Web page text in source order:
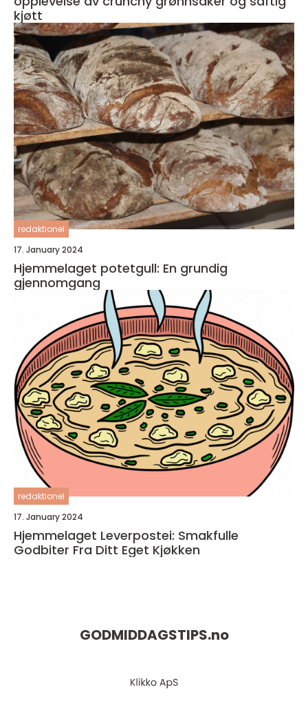
kjøtt
redaktionel
17. January 2024
Hjemmelaget potetgull: En grundig
gjennomgang
redaktionel
17. January 2024
Hjemmelaget Leverpostei: Smakfulle
Godbiter Fra Ditt Eget Kjøkken
GODMIDDAGSTIPS.no